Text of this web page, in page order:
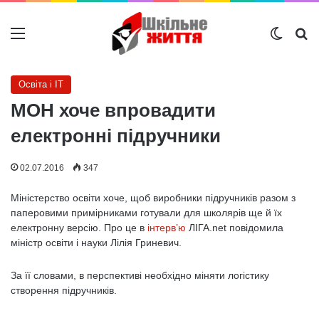
Меню
Освіта і IT
МОН хоче впровадити
електронні підручники
02.07.2016 347
Міністерство освіти хоче, щоб виробники підручників разом з
паперовими примірниками готували для школярів ще й їх
електронну версію. Про це в інтерв’ю ЛІГА.net повідомила
міністр освіти і науки Лілія Гриневич.
За її словами, в перспективі необхідно міняти логістику
створення підручників.